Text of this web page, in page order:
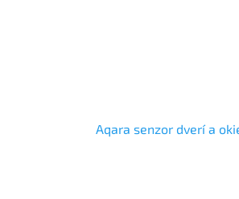
Aqara senzor dverí a